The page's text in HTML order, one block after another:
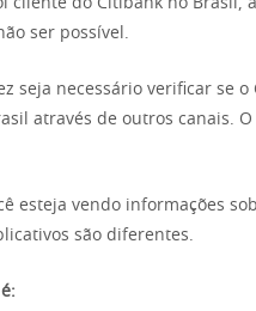
ser possível.
seja necessário verificar se
através de outros canais.
esteja vendo informações
são diferentes.